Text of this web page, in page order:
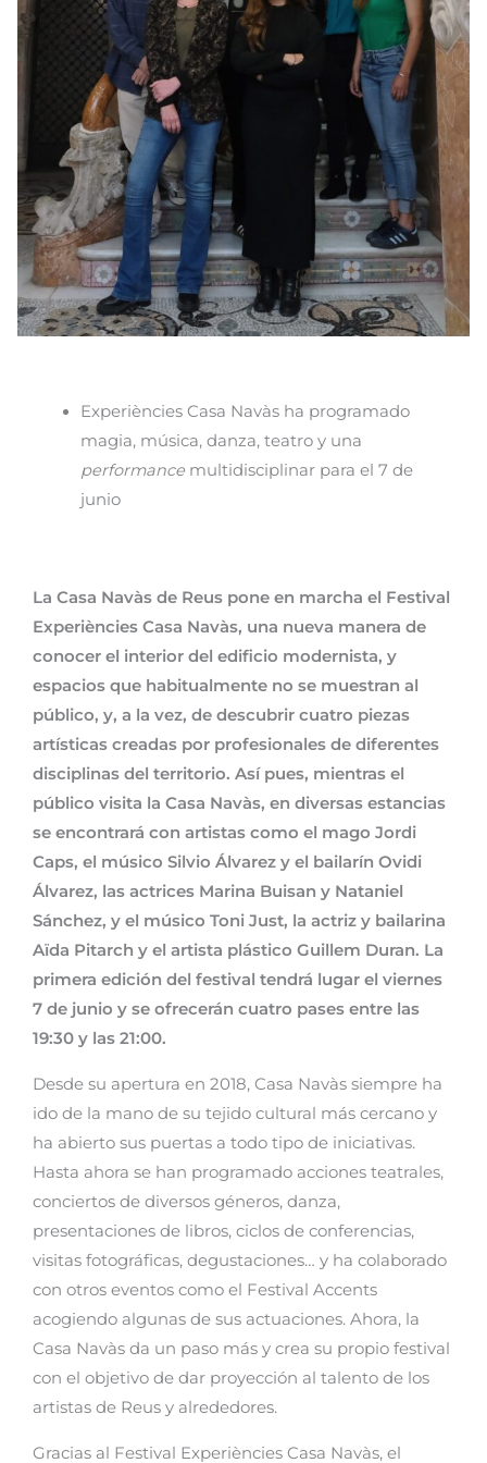
Experiències Casa Navàs ha programado
magia, música, danza, teatro y una
performancemultidisciplinar para el 7 de
junio
La Casa Navàs de Reus pone en marcha el Festival
Experiències Casa Navàs, una nueva manera de
conocer el interior del edificio modernista, y
espacios que habitualmente no se muestran al
público, y, a la vez, de descubrir cuatro piezas
artísticas creadas por profesionales de diferentes
disciplinas del territorio. Así pues, mientras el
público visita la Casa Navàs, en diversas estancias
se encontrará con artistas como el mago Jordi
Caps, el músico Silvio Álvarez y el bailarín Ovidi
Álvarez, las actrices Marina Buisan y Nataniel
Sánchez, y el músico Toni Just, la actriz y bailarina
Aïda Pitarch y el artista plástico Guillem Duran. La
primera edición del festival tendrá lugar el viernes
7 de junio y se ofrecerán cuatro pases entre las
19:30 y las 21:00.
Desde su apertura en 2018, Casa Navàs siempre ha
ido de la mano de su tejido cultural más cercano y
ha abierto sus puertas a todo tipo de iniciativas.
Hasta ahora se han programado acciones teatrales,
conciertos de diversos géneros, danza,
presentaciones de libros, ciclos de conferencias,
visitas fotográficas, degustaciones… y ha colaborado
con otros eventos como el Festival Accents
acogiendo algunas de sus actuaciones. Ahora, la
Casa Navàs da un paso más y crea su propio festival
con el objetivo de dar proyección al talento de los
artistas de Reus y alrededores.
Gracias al Festival Experiències Casa Navàs, el